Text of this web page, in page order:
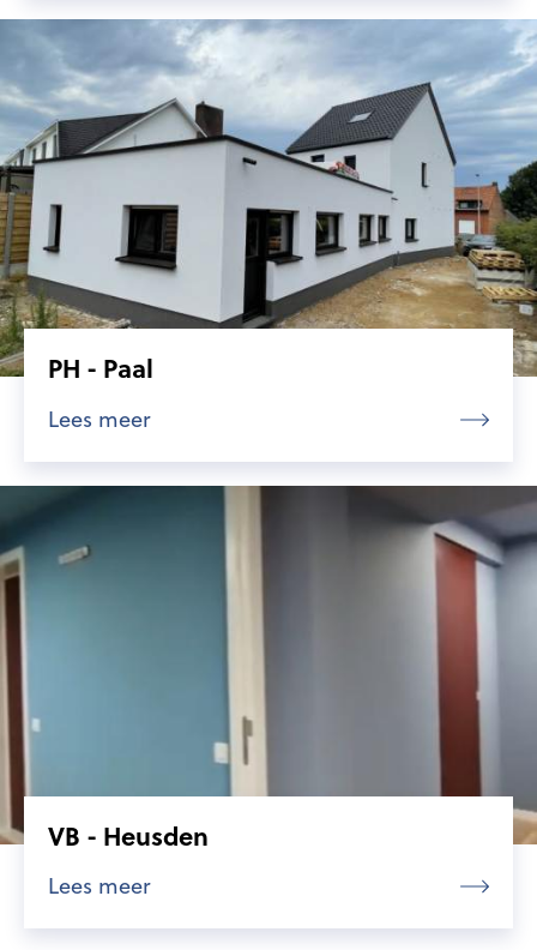
PH - Paal
Lees meer
VB - Heusden
Lees meer